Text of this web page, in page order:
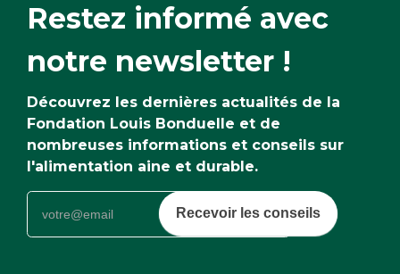
Restez informé avec
notre newsletter !
Découvrez les dernières actualités de la
Fondation Louis Bonduelle et de
nombreuses informations et conseils sur
l'alimentation aine et durable.
Recevoir les conseils